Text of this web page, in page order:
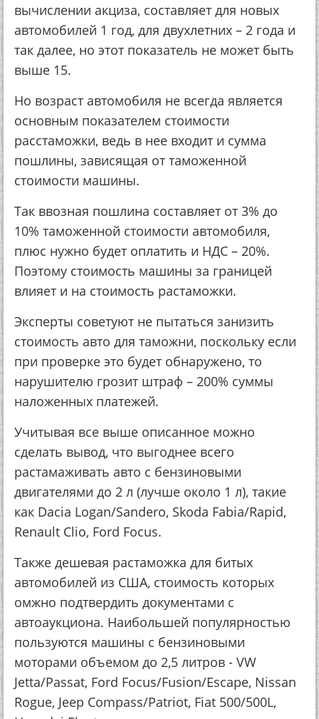
вычислении акциза, составляет для новых
автомобилей 1 год, для двухлетних – 2 года и
так далее, но этот показатель не может быть
выше 15.
Но возраст автомобиля не всегда является
основным показателем стоимости
расстаможки, ведь в нее входит и сумма
пошлины, зависящая от таможенной
стоимости машины.
Так ввозная пошлина составляет от 3% до
10% таможенной стоимости автомобиля,
плюс нужно будет оплатить и НДС – 20%.
Поэтому стоимость машины за границей
влияет и на стоимость растаможки.
Эксперты советуют не пытаться занизить
стоимость авто для таможни, поскольку если
при проверке это будет обнаружено, то
нарушителю грозит штраф – 200% суммы
наложенных платежей.
Учитывая все выше описанное можно
сделать вывод, что выгоднее всего
растамаживать авто с бензиновыми
двигателями до 2 л (лучше около 1 л), такие
как Dacia Logan/Sandero, Skoda Fabia/Rapid,
Renault Clio, Ford Focus.
Также дешевая растаможка для битых
автомобилей из США, стоимость которых
омжно подтвердить документами с
автоаукциона. Наибольшей популярностью
пользуются машины с бензиновыми
моторами объемом до 2,5 литров - VW
Jetta/Passat, Ford Focus/Fusion/Escape, Nissan
Rogue, Jeep Compass/Patriot, Fiat 500/500L,